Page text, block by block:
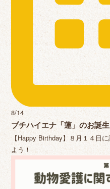
8/14
ブチハイエナ「蓮」のお誕
【Happy Birthday】８月１４日
よう！